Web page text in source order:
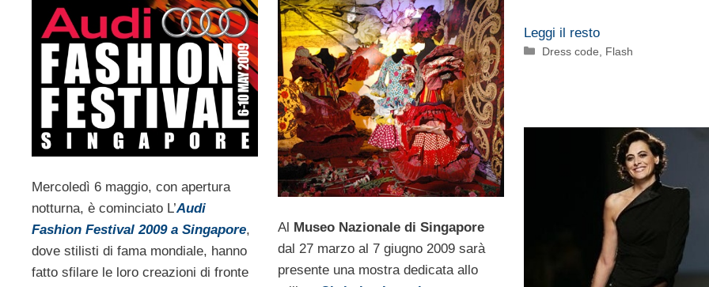
Leggi il resto
Categorie
Dress code Flash
Mercoledì 6 maggio, con apertura
notturna, è cominciato L’Audi
Fashion Festival 2009 a Singapore,
dove stilisti di fama mondiale, hanno
fatto sfilare le loro creazioni di fronte
Al Museo Nazionale di Singapore
dal 27 marzo al 7 giugno 2009 sarà
presente una mostra dedicata allo